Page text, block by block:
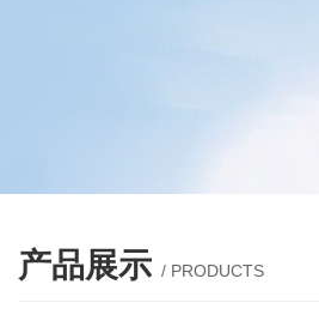
产品展示 / PRODUCTS